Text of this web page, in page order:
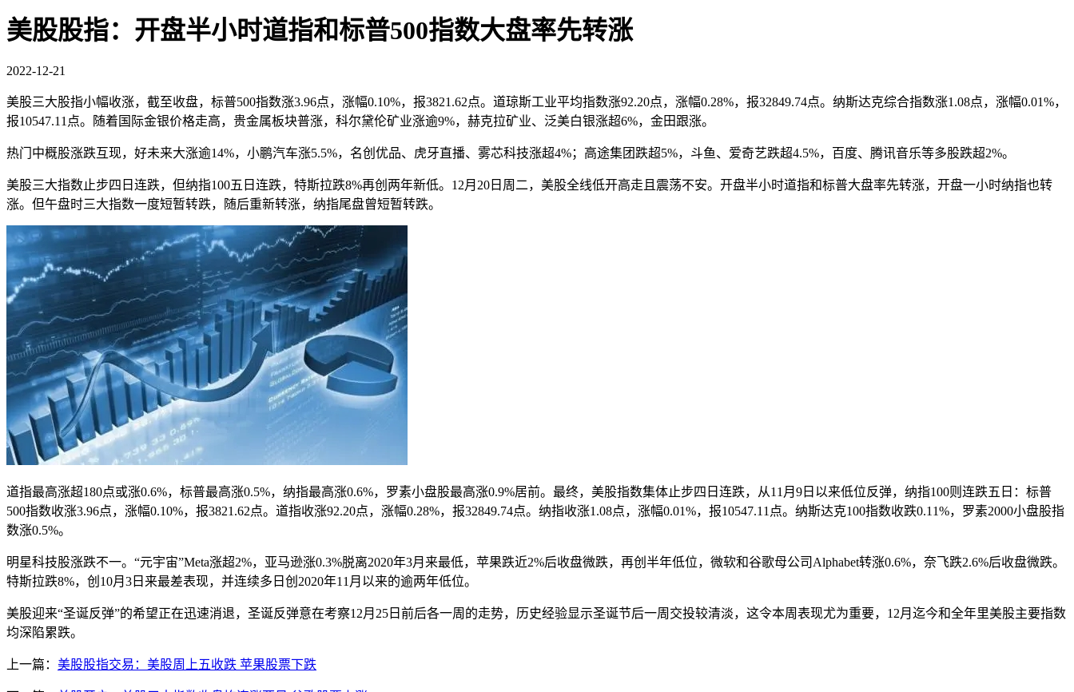
美股股指：开盘半小时道指和标普500指数大盘率先转涨
2022-12-21
美股三大股指小幅收涨，截至收盘，标普500指数涨3.96点，涨幅0.10%，报3821.62点。道琼斯工业平均指数涨92.20点，涨幅0.28%，报32849.74点。纳斯达克综合指数涨1.08点，涨幅0.01%，
报10547.11点。随着国际金银价格走高，贵金属板块普涨，科尔黛伦矿业涨逾9%，赫克拉矿业、泛美白银涨超6%，金田跟涨。
热门中概股涨跌互现，好未来大涨逾14%，小鹏汽车涨5.5%，名创优品、虎牙直播、雾芯科技涨超4%；高途集团跌超5%，斗鱼、爱奇艺跌超4.5%，百度、腾讯音乐等多股跌超2%。
美股三大指数止步四日连跌，但纳指100五日连跌，特斯拉跌8%再创两年新低。12月20日周二，美股全线低开高走且震荡不安。开盘半小时道指和标普大盘率先转涨，开盘一小时纳指也转
涨。但午盘时三大指数一度短暂转跌，随后重新转涨，纳指尾盘曾短暂转跌。
道指最高涨超180点或涨0.6%，标普最高涨0.5%，纳指最高涨0.6%，罗素小盘股最高涨0.9%居前。最终，美股指数集体止步四日连跌，从11月9日以来低位反弹，纳指100则连跌五日：标普
500指数收涨3.96点，涨幅0.10%，报3821.62点。道指收涨92.20点，涨幅0.28%，报32849.74点。纳指收涨1.08点，涨幅0.01%，报10547.11点。纳斯达克100指数收跌0.11%，罗素2000小盘股指
数涨0.5%。
明星科技股涨跌不一。“元宇宙”Meta涨超2%，亚马逊涨0.3%脱离2020年3月来最低，苹果跌近2%后收盘微跌，再创半年低位，微软和谷歌母公司Alphabet转涨0.6%，奈飞跌2.6%后收盘微跌。
特斯拉跌8%，创10月3日来最差表现，并连续多日创2020年11月以来的逾两年低位。
美股迎来“圣诞反弹”的希望正在迅速消退，圣诞反弹意在考察12月25日前后各一周的走势，历史经验显示圣诞节后一周交投较清淡，这令本周表现尤为重要，12月迄今和全年里美股主要指数
均深陷累跌。
上一篇： 美股股指交易：美股周上五收跌 苹果股票下跌